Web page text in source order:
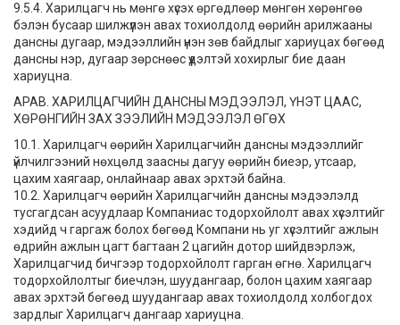
9.5.4. Харилцагч нь мөнгө хүсэх өргөдлөөр мөнгөн хөрөнгөө
бэлэн бусаар шилжүүлэн авах тохиолдолд өөрийн арилжааны
дансны дугаар, мэдээллийн үнэн зөв байдлыг хариуцах бөгөөд
дансны нэр, дугаар зөрснөөс үүдэлтэй хохирлыг бие даан
хариуцна.
АРАВ. ХАРИЛЦАГЧИЙН ДАНСНЫ МЭДЭЭЛЭЛ, ҮНЭТ ЦААС,
ХӨРӨНГИЙН ЗАХ ЗЭЭЛИЙН МЭДЭЭЛЭЛ ӨГӨХ
10.1. Харилцагч өөрийн Харилцагчийн дансны мэдээллийг
үйлчилгээний нөхцөлд заасны дагуу өөрийн биеэр, утсаар,
цахим хаягаар, онлайнаар авах эрхтэй байна.
10.2. Харилцагч өөрийн Харилцагчийн дансны мэдээлэлд
тусгагдсан асуудлаар Компаниас тодорхойлолт авах хүсэлтийг
хэдийд ч гаргаж болох бөгөөд Компани нь уг хүсэлтийг ажлын
өдрийн ажлын цагт багтаан 2 цагийн дотор шийдвэрлэж,
Харилцагчид бичгээр тодорхойлолт гарган өгнө. Харилцагч
тодорхойлолтыг биечлэн, шуудангаар, болон цахим хаягаар
авах эрхтэй бөгөөд шуудангаар авах тохиолдолд холбогдох
зардлыг Харилцагч дангаар хариуцна.